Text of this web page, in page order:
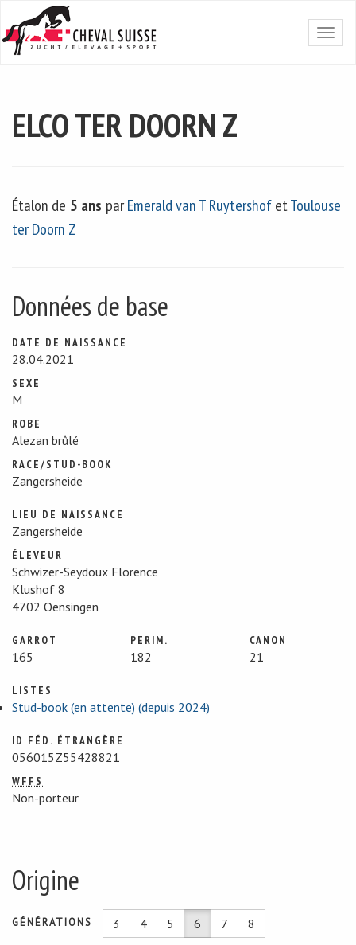
ELCO TER DOORN Z
Étalon de 5 ans parEmerald van T RuytershofetToulouse
ter Doorn Z
Données de base
DATE DE NAISSANCE
28.04.2021
SEXE
M
ROBE
Alezan brûlé
RACE/STUD-BOOK
Zangersheide
LIEU DE NAISSANCE
Zangersheide
ÉLEVEUR
Schwizer-Seydoux Florence
Klushof 8
4702 Oensingen
GARROT
165
PERIM.
182
CANON
21
LISTES
Stud-book (en attente) (depuis 2024)
ID FÉD. ÉTRANGÈRE
056015Z55428821
WFFS
Non-porteur
Origine
GÉNÉRATIONS 3 4 5 6 7 8